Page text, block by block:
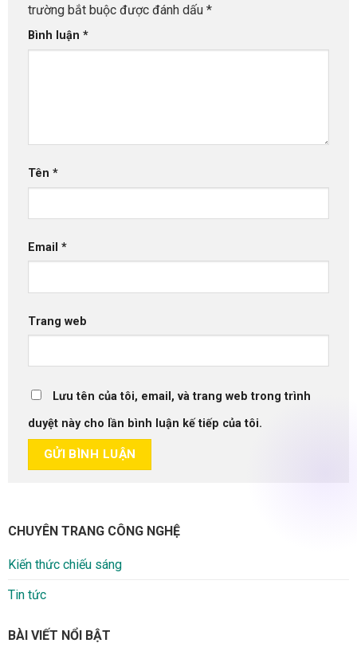
trường bắt buộc được đánh dấu *
Bình luận *
Tên *
Email *
Trang web
Lưu tên của tôi, email, và trang web trong trình
duyệt này cho lần bình luận kế tiếp của tôi.
CHUYÊN TRANG CÔNG NGHỆ
Kiến thức chiếu sáng
Tin tức
BÀI VIẾT NỔI BẬT